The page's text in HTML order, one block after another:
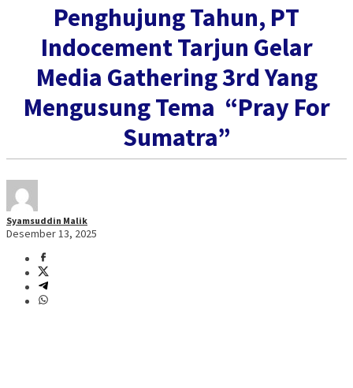
Penghujung Tahun, PT
Indocement Tarjun Gelar
Media Gathering 3rd Yang
Mengusung Tema “Pray For
Sumatra”
Syamsuddin Malik
Desember 13, 2025